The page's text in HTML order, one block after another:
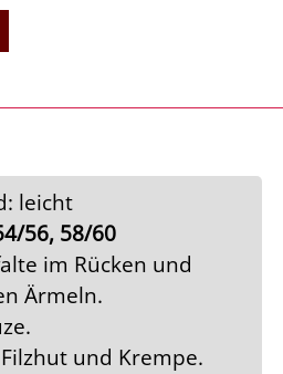
leicht
56, 58/60
im Rücken und
Ärmeln.
und Krempe.